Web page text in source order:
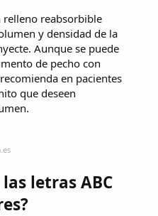
relleno reabsorbible
y densidad de la
Aunque se puede
de pecho con
en pacientes
que deseen
letras ABC